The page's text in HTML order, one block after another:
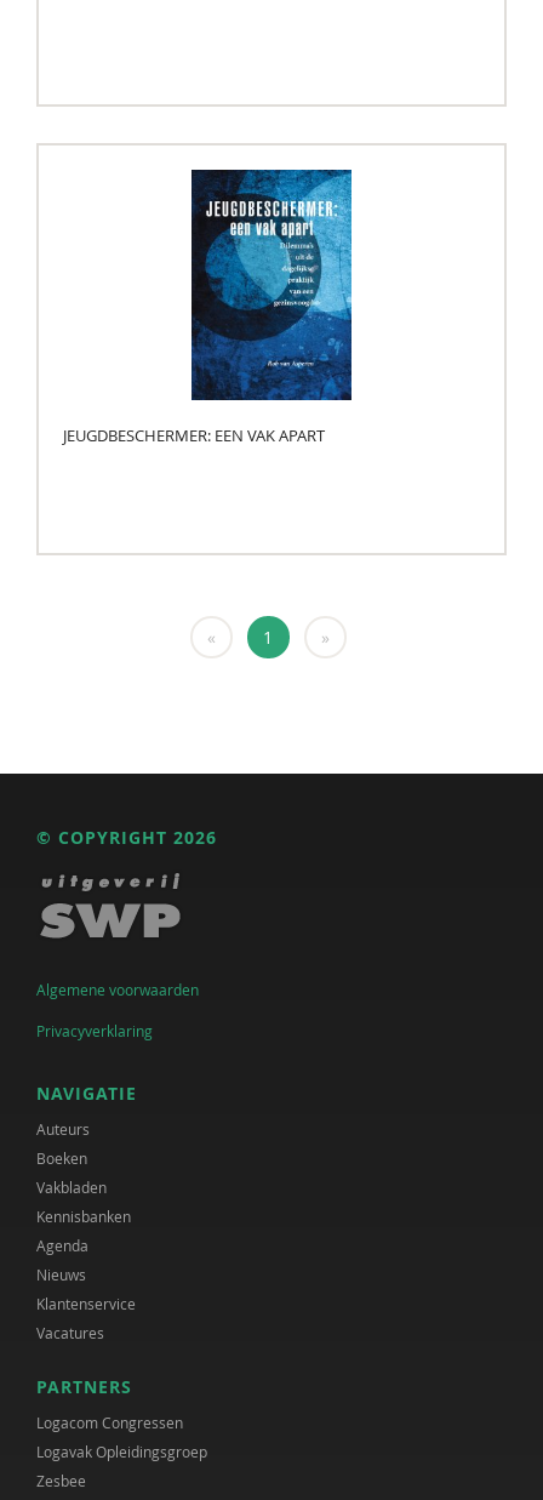
JEUGDBESCHERMER: EEN VAK APART
« 1 »
© COPYRIGHT 2026
Algemene voorwaarden
Privacyverklaring
NAVIGATIE
Auteurs
Boeken
Vakbladen
Kennisbanken
Agenda
Nieuws
Klantenservice
Vacatures
PARTNERS
Logacom Congressen
Logavak Opleidingsgroep
Zesbee